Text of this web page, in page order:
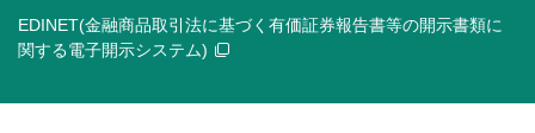
EDINET(金融商品取引法に基づく有価証券報告書等の開示書類に
関する電子開示システム)